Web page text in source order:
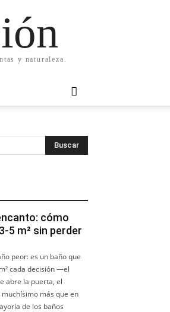
y naturaleza.
cómo
5 m² sin perder
peor: es un baño que
cada decisión —el
abre la puerta, el
más que en
de los baños